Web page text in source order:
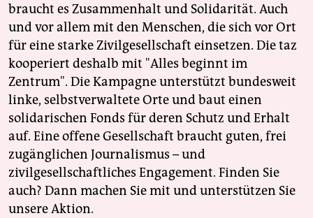
braucht es Zusammenhalt und Solidarität. Auch
und vor allem mit den Menschen, die sich vor Ort
für eine starke Zivilgesellschaft einsetzen. Die taz
kooperiert deshalb mit "Alles beginnt im
Zentrum". Die Kampagne unterstützt bundesweit
linke, selbstverwaltete Orte und baut einen
solidarischen Fonds für deren Schutz und Erhalt
auf. Eine offene Gesellschaft braucht guten, frei
zugänglichen Journalismus – und
zivilgesellschaftliches Engagement. Finden Sie
auch? Dann machen Sie mit und unterstützen Sie
unsere Aktion.